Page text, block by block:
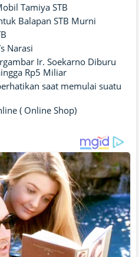
Tamiya STB
Balapan STB Murni
Narasi
Ir. Soekarno Diburu
Rp5 Miliar
saat memulai suatu
( Online Shop)